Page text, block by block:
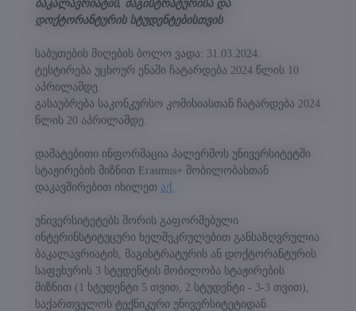
ბაკალავრიატის, მაგისტრატურისა და
დოქტორანტურის სტუდენტებისთვის
საბუთების მიღების ბოლო ვადა: 31.03.2024.
ტესტირება უცხოურ ენაში ჩატარდება 2024 წლის 10
აპრილამდე.
გასაუბრება საკონკურსო კომისიასთან ჩატარდება 2024
წლის 20 აპრილამდე.
დამატებითი ინფორმაცია პალერმოს უნივერსიტეტში
სტაჟირების მიზნით Erasmus+ მობილობასთან
დაკავშირებით იხილეთ აქ.
უნივერსიტეტებს შორის გაფორმებული
ინტერინსტიტუცური ხელშეკრულებით განსაზღვრულია
ბაკალავრიატის, მაგისტრატურის ან დოქტორანტურის
საფეხურის 3 სტუდენტის მობილობა სტაჟირების
მიზნით (1 სტუდენტი 5 თვით, 2 სტუდენტი - 3-3 თვით),
საქართველოს ტექნიკური უნივერსიტეტიდან
„მზა-ჩანაწერების" (Cookies) პოლიტიკა
უნივერსიტეტის ვებგვერდი იყენებს „მზა-ჩანაწერებს" (Cookies) მომხმარებლის
გამოცდილების გასაუმჯობესებლად.. თუ აგრძელებთ საიტით სარგებლობას ან
აჭერთ ღილაკს „თანახმა ვარ," თქვენ ეთანხმებით მზა ჩანაწერების გამოყენების
შემთხვევაში, ვებგვერდი ვერ მოგაწვდით პერსონალიზებულ შინაარსს,
მომსახურებასა და შეთავაზებებს.
ვებსაიტის გამართული ფუნქციონირებისთვის
აუცილებელი ქუქი-ფაილები.
მარკეტინგი
დაშვება
მარკეტინგული ქუქი-ფაილები გვეხმარება
პერსონალიზებული კონტენტისა და რეკლამების
მიწოდებაში.
ანალიზი >
დაშვება
ანალიტიკური ქუქი-ფაილები გვეხმარება გავიგოთ, თუ
როგორ ურთიერთქმედებენ ვიზიტორები ჩვენს
შენახვა